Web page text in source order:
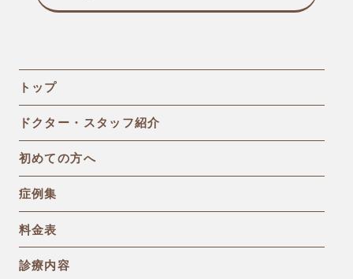
トップ
ドクター・スタッフ紹介
初めての方へ
症例集
料金表
診療内容